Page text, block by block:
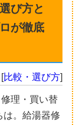
び方と
が徹底
[比較・選び方]
理・買い替
は。給湯器修